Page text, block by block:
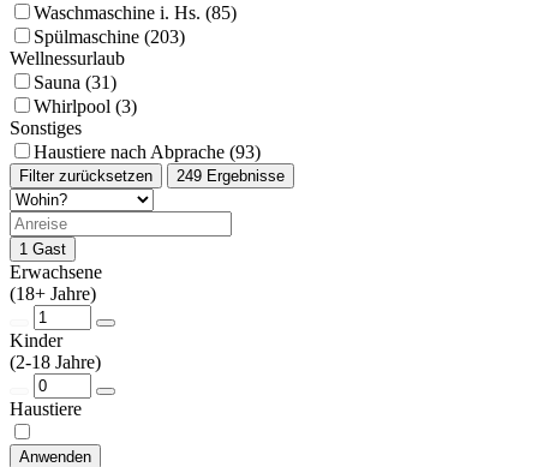
Waschmaschine i. Hs. (85)
Spülmaschine (203)
Wellnessurlaub
Sauna (31)
Whirlpool (3)
Sonstiges
Haustiere nach Abprache (93)
Filter zurücksetzen 249 Ergebnisse
1 Gast
Erwachsene
(18+ Jahre)
Kinder
(2-18 Jahre)
Haustiere
Anwenden